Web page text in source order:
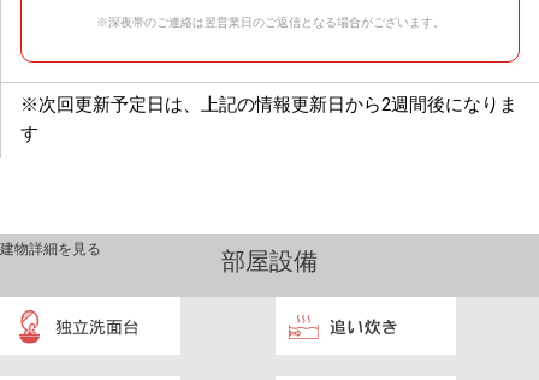
※深夜帯のご連絡は翌営業日のご返信となる場合がございます。
※次回更新予定日は、上記の情報更新日から2週間後になりま
す
部屋設備
建物詳細を見る